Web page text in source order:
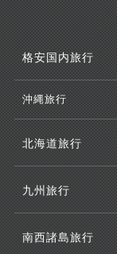
格安国内旅行
沖縄旅行
北海道旅行
九州旅行
南西諸島旅行